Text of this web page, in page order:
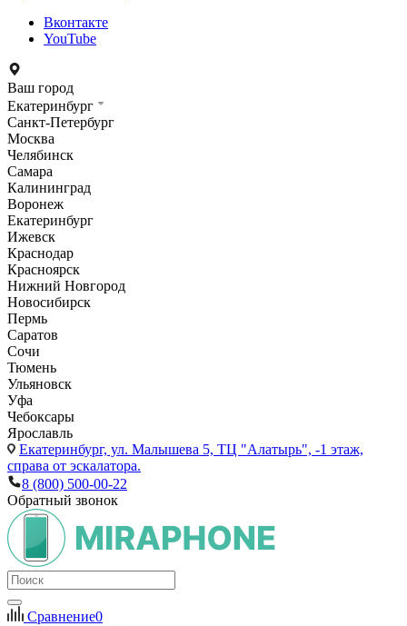
Вконтакте
YouTube
Ваш город
Екатеринбург
Санкт-Петербург
Москва
Челябинск
Самара
Калининград
Воронеж
Екатеринбург
Ижевск
Краснодар
Красноярск
Нижний Новгород
Новосибирск
Пермь
Саратов
Сочи
Тюмень
Ульяновск
Уфа
Чебоксары
Ярославль
Екатеринбург, ул. Малышева 5, ТЦ "Алатырь", -1 этаж,
справа от эскалатора.
8 (800) 500-00-22
Обратный звонок
Сравнение0